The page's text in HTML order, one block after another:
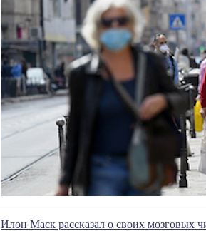
Илон Маск рассказал о своих мозговых